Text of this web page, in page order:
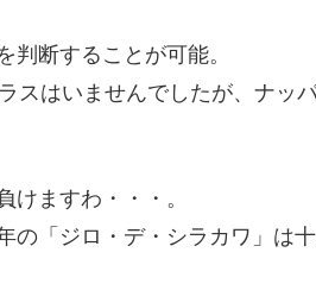
判断することが可能。
スはいませんでしたが、ナッ
けますわ・・・。
の「ジロ・デ・シラカワ」は